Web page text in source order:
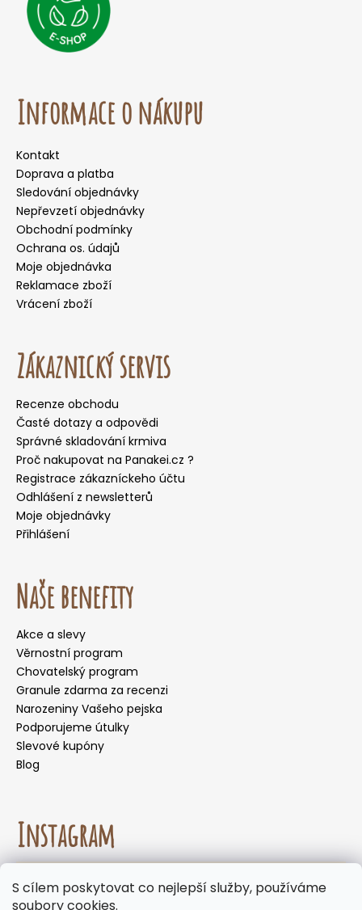
S cílem poskytovat co nejlepší služby, používáme
soubory cookies.
měsíců nedoporučujeme volit doručení do
Informace o nákupu
Kontakt
Doprava a platba
Sledování objednávky
Nepřevzetí objednávky
Obchodní podmínky
Ochrana os. údajů
Moje objednávka
Reklamace zboží
Vrácení zboží
Zákaznický servis
Recenze obchodu
Časté dotazy a odpovědi
Správné skladování krmiva
Proč nakupovat na Panakei.cz ?
Registrace zákazníckeho účtu
Odhlášení z newsletterů
Moje objednávky
Přihlášení
Naše benefity
Akce a slevy
Věrnostní program
Chovatelský program
Granule zdarma za recenzi
Narozeniny Vašeho pejska
Podporujeme útulky
Slevové kupóny
Blog
Instagram
Sledovat na Instagramu